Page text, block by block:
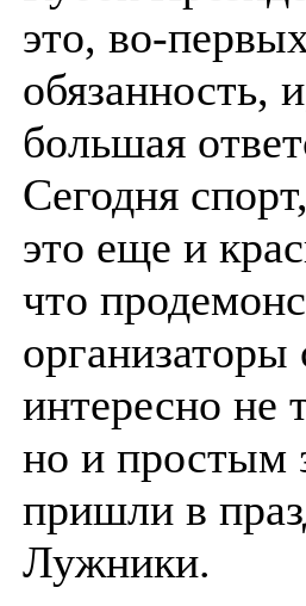
это, во-
обязанность,
большая
Сегодня
это еще и
что
интересно не
но и простым
пришли в
Лужники.